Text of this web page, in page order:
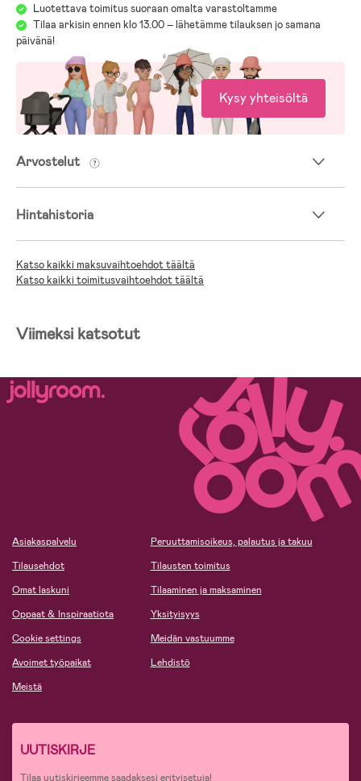
Luotettava toimitus suoraan omalta varastoltamme
Tilaa arkisin ennen klo 13.00 – lähetämme tilauksen jo samana
päivänä!
Kysy yhteisöltä
Arvostelut
Hintahistoria
Katso kaikki maksuvaihtoehdot täältä
Katso kaikki toimitusvaihtoehdot täältä
Viimeksi katsotut
Asiakaspalvelu
Tilausehdot
Omat laskuni
Oppaat & Inspiraatiota
Cookie settings
Avoimet työpaikat
Meistä
Peruuttamisoikeus, palautus ja takuu
Tilausten toimitus
Tilaaminen ja maksaminen
Yksityisyys
Meidän vastuumme
Lehdistö
UUTISKIRJE
Tilaa uutiskirjeemme saadaksesi erityisetuja!